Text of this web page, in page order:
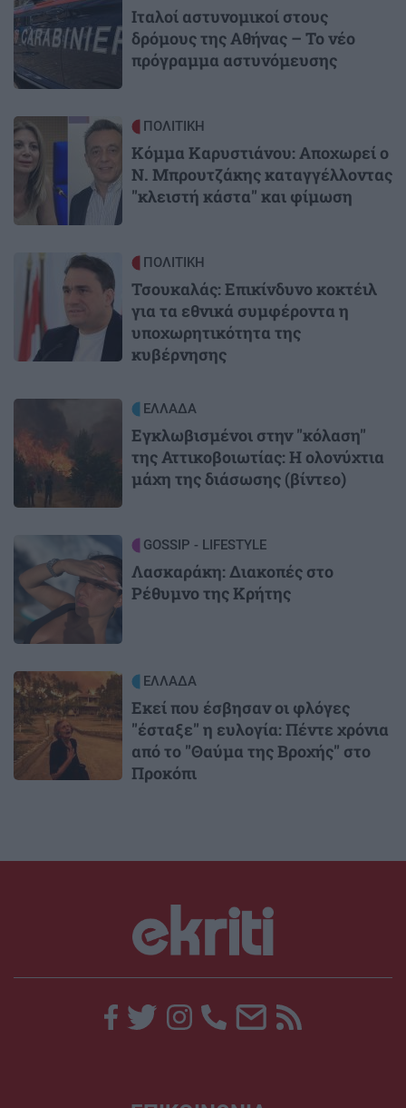
Ιταλοί αστυνομικοί στους
δρόμους της Αθήνας – Το νέο
πρόγραμμα αστυνόμευσης
Image ΠΟΛΙΤΙΚΗ
Κόμμα Καρυστιάνου: Αποχωρεί ο
Ν. Μπρουτζάκης καταγγέλλοντας
"κλειστή κάστα" και φίμωση
Image ΠΟΛΙΤΙΚΗ
Τσουκαλάς: Επικίνδυνο κοκτέιλ
για τα εθνικά συμφέροντα η
υποχωρητικότητα της
κυβέρνησης
ΕΛΛΑΔΑ
Εγκλωβισμένοι στην "κόλαση"
της Αττικοβοιωτίας: Η ολονύχτια
μάχη της διάσωσης (βίντεο)
Image GOSSIP - LIFESTYLE
Λασκαράκη: Διακοπές στο
Ρέθυμνο της Κρήτης
Image ΕΛΛΑΔΑ
Εκεί που έσβησαν οι φλόγες
"έσταξε" η ευλογία: Πέντε χρόνια
από το "Θαύμα της Βροχής" στο
Προκόπι